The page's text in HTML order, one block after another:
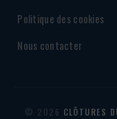
Politique des cookies
Nous contacter
© 2026 CLÔTURES